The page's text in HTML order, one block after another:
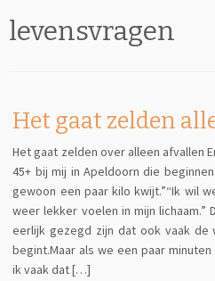
to
content
levensvragen
Het gaat zelden
Het gaat zelden over alleen afvallen
45+ bij mij in Apeldoorn die
gewoon een paar kilo kwijt.”“Ik wil
weer lekker voelen in mijn lichaam.”
eerlijk gezegd zijn dat ook vaak de
begint.Maar als we een paar
ik vaak dat […]